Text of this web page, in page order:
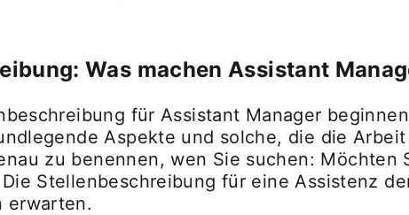
Was machen Assistant
für Assistant Manager
Aspekte und solche, die die
zu benennen, wen Sie suchen: Möchten
Stellenbeschreibung für eine Assistenz
erwarten.